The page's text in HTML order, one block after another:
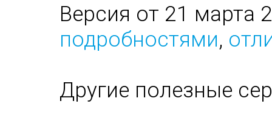
Версия от 21 марта
подробностями,
Другие полезные